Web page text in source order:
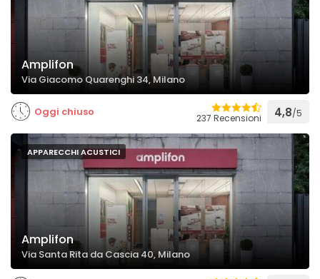
Amplifon
Via Giacomo Quarenghi 34, Milano
Oggi chiuso 237 Recensioni 4,8/5
APPARECCHI ACUSTICI
Amplifon
Via Santa Rita da Cascia 40, Milano